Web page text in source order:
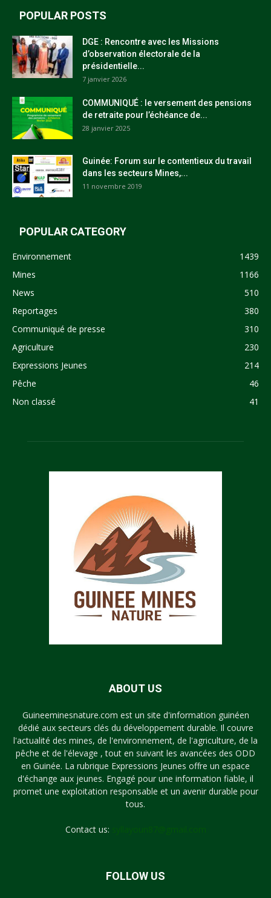
POPULAR POSTS
DGE : Rencontre avec les Missions
d’observation électorale de la
présidentielle...
7 janvier 2026
COMMUNIQUÉ : le versement des pensions
de retraite pour l’échéance de...
28 janvier 2025
Guinée: Forum sur le contentieux du travail
dans les secteurs Mines,...
11 novembre 2019
POPULAR CATEGORY
Environnement
1439
Mines
1166
News
510
Reportages
380
Communiqué de presse
310
Agriculture
230
Expressions Jeunes
214
Pêche
46
Non classé
41
ABOUT US
Guineeminesnature.com est un site d'information guinéen
dédié aux secteurs clés du développement durable. Il couvre
l'actualité des mines, de l'environnement, de l'agriculture, de la
pêche et de l'élevage , tout en suivant les avancées des ODD
en Guinée. La rubrique Expressions Jeunes offre un espace
d'échange aux jeunes. Engagé pour une information fiable, il
promet une exploitation responsable et un avenir durable pour
tous.
Contact us:
FOLLOW US